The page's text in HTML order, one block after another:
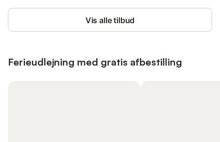
Vis alle tilbud
Ferieudlejning med gratis afbestilling